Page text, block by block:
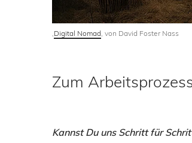
‚Digital Nomad‚ von David Foster Nass
Zum
Kannst Du uns Schritt für